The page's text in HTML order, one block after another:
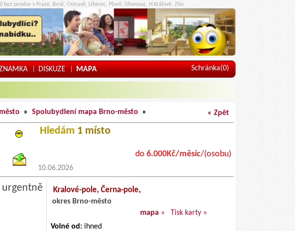
provize v Praze, Brně, Ostravě, Liberec, Plzeň, Olomouc, H.Králové, Zlín.
| DISKUZE | MAPA Schránka(0)
» Spolubydlení mapa Brno-město » « Zpět
Hledám 1 místo
do 6.000Kč/měsíc/(osobu)
10.06.2026
Kralové-pole, Černa-pole,
okres Brno-město
mapa »
Tisk karty »
Volné od: ihned